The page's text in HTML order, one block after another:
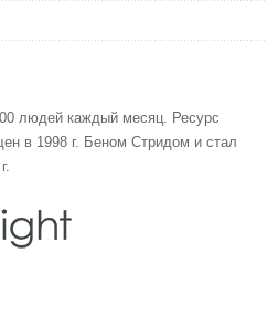
людей каждый месяц. Ресурс
в 1998 г. Беном Стридом и стал